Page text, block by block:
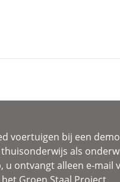
voertuigen bij een
thuisonderwijs als
u ontvangt alleen e-mail